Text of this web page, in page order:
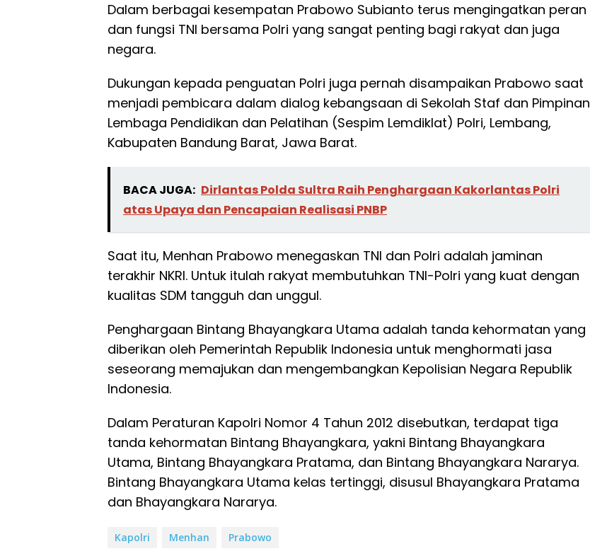
Dalam berbagai kesempatan Prabowo Subianto terus mengingatkan peran
dan fungsi TNI bersama Polri yang sangat penting bagi rakyat dan juga
negara.
Dukungan kepada penguatan Polri juga pernah disampaikan Prabowo saat
menjadi pembicara dalam dialog kebangsaan di Sekolah Staf dan Pimpinan
Lembaga Pendidikan dan Pelatihan (Sespim Lemdiklat) Polri, Lembang,
Kabupaten Bandung Barat, Jawa Barat.
BACA JUGA: Dirlantas Polda Sultra Raih Penghargaan Kakorlantas Polri
atas Upaya dan Pencapaian Realisasi PNBP
Saat itu, Menhan Prabowo menegaskan TNI dan Polri adalah jaminan
terakhir NKRI. Untuk itulah rakyat membutuhkan TNI-Polri yang kuat dengan
kualitas SDM tangguh dan unggul.
Penghargaan Bintang Bhayangkara Utama adalah tanda kehormatan yang
diberikan oleh Pemerintah Republik Indonesia untuk menghormati jasa
seseorang memajukan dan mengembangkan Kepolisian Negara Republik
Indonesia.
Dalam Peraturan Kapolri Nomor 4 Tahun 2012 disebutkan, terdapat tiga
tanda kehormatan Bintang Bhayangkara, yakni Bintang Bhayangkara
Utama, Bintang Bhayangkara Pratama, dan Bintang Bhayangkara Nararya.
Bintang Bhayangkara Utama kelas tertinggi, disusul Bhayangkara Pratama
dan Bhayangkara Nararya.
Kapolri Menhan Prabowo